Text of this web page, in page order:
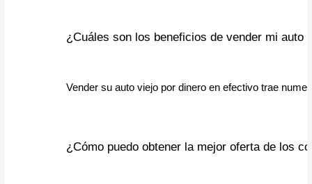
¿Cuáles son los beneficios de vender mi auto
Vender su auto viejo por dinero en efectivo trae
¿Cómo puedo obtener la mejor oferta de los